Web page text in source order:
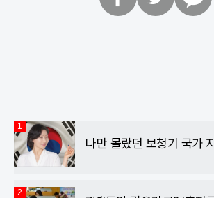
1
나만 몰랐던 보청기 국가
2